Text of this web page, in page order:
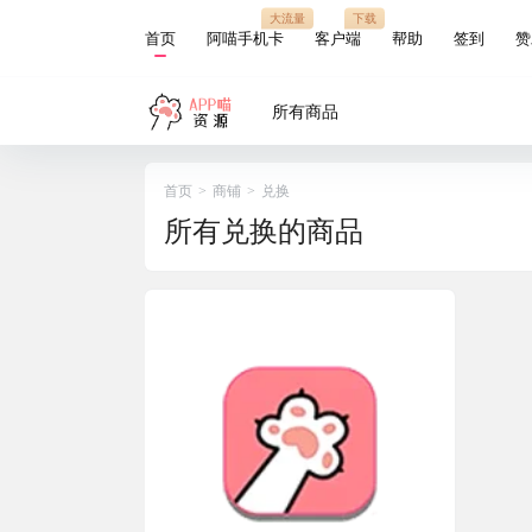
首页 阿喵手机卡
大流量
客户端
下载
帮助 签到
所有商品
首页 > 商铺 > 兑换
所有兑换的商品